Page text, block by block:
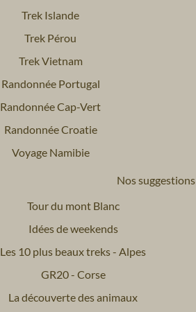
Trek Islande
Trek Pérou
Trek Vietnam
Randonnée Portugal
Randonnée Cap-Vert
Randonnée Croatie
Voyage Namibie
Nos suggestions
Tour du mont Blanc
Idées de weekends
Les 10 plus beaux treks - Alpes
GR20 - Corse
La découverte des animaux